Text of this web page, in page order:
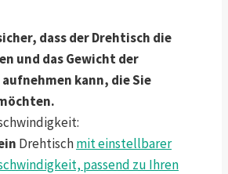
dass der Drehtisch die
und das Gewicht der
kann, die Sie
Drehtischmit einstellbarer
passend zu Ihren